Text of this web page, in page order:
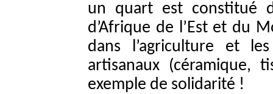
un quart est constitué
d’Afrique de l’Est et du
dans l’agriculture et
artisanaux (céramique,
exemple de solidarité !